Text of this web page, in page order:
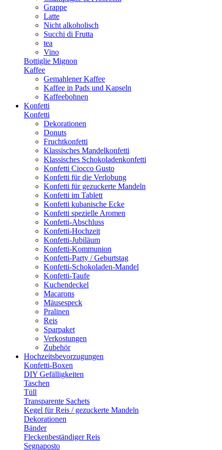
Grappe
Latte
Nicht alkoholisch
Succhi di Frutta
tea
Vino
Bottiglie Mignon
Kaffee
Gemahlener Kaffee
Kaffee in Pads und Kapseln
Kaffeebohnen
Konfetti
Konfetti
Dekorationen
Donuts
Fruchtkonfetti
Klassisches Mandelkonfetti
Klassisches Schokoladenkonfetti
Konfetti Ciocco Gusto
Konfetti für die Verlobung
Konfetti für gezuckerte Mandeln
Konfetti im Tablett
Konfetti kubanische Ecke
Konfetti spezielle Aromen
Konfetti-Abschluss
Konfetti-Hochzeit
Konfetti-Jubiläum
Konfetti-Kommunion
Konfetti-Party / Geburtstag
Konfetti-Schokoladen-Mandel
Konfetti-Taufe
Kuchendeckel
Macarons
Mäusespeck
Pralinen
Reis
Sparpaket
Verkostungen
Zubehör
Hochzeitsbevorzugungen
Konfetti-Boxen
DIY Gefälligkeiten
Taschen
Tüll
Transparente Sachets
Kegel für Reis / gezuckerte Mandeln
Dekorationen
Bänder
Fleckenbeständiger Reis
Segnaposto